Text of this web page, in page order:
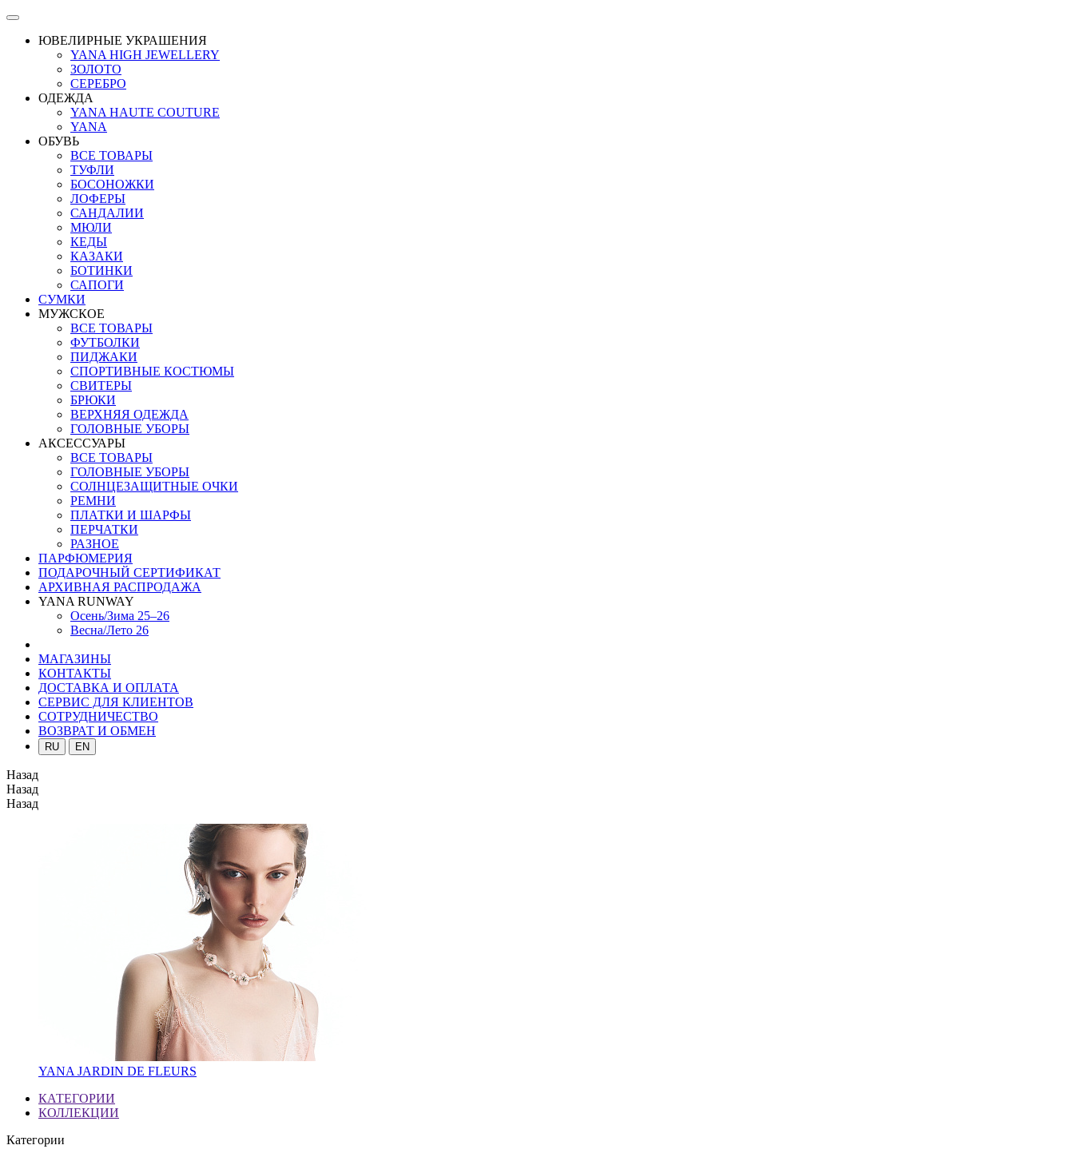
ЮВЕЛИРНЫЕ УКРАШЕНИЯ
YANA HIGH JEWELLERY
ЗОЛОТО
СЕРЕБРО
ОДЕЖДА
YANA HAUTE COUTURE
YANA
ОБУВЬ
ВСЕ ТОВАРЫ
ТУФЛИ
БОСОНОЖКИ
ЛОФЕРЫ
САНДАЛИИ
МЮЛИ
КЕДЫ
КАЗАКИ
БОТИНКИ
САПОГИ
СУМКИ
МУЖСКОЕ
ВСЕ ТОВАРЫ
ФУТБОЛКИ
ПИДЖАКИ
СПОРТИВНЫЕ КОСТЮМЫ
СВИТЕРЫ
БРЮКИ
ВЕРХНЯЯ ОДЕЖДА
ГОЛОВНЫЕ УБОРЫ
АКСЕССУАРЫ
ВСЕ ТОВАРЫ
ГОЛОВНЫЕ УБОРЫ
СОЛНЦЕЗАЩИТНЫЕ ОЧКИ
РЕМНИ
ПЛАТКИ И ШАРФЫ
ПЕРЧАТКИ
РАЗНОЕ
ПАРФЮМЕРИЯ
ПОДАРОЧНЫЙ СЕРТИФИКАТ
АРХИВНАЯ РАСПРОДАЖА
YANA RUNWAY
Осень/Зима 25–26
Весна/Лето 26
МАГАЗИНЫ
КОНТАКТЫ
ДОСТАВКА И ОПЛАТА
СЕРВИС ДЛЯ КЛИЕНТОВ
СОТРУДНИЧЕСТВО
ВОЗВРАТ И ОБМЕН
RU EN
Назад
Назад
Назад
YANA JARDIN DE FLEURS
КАТЕГОРИИ
КОЛЛЕКЦИИ
Категории